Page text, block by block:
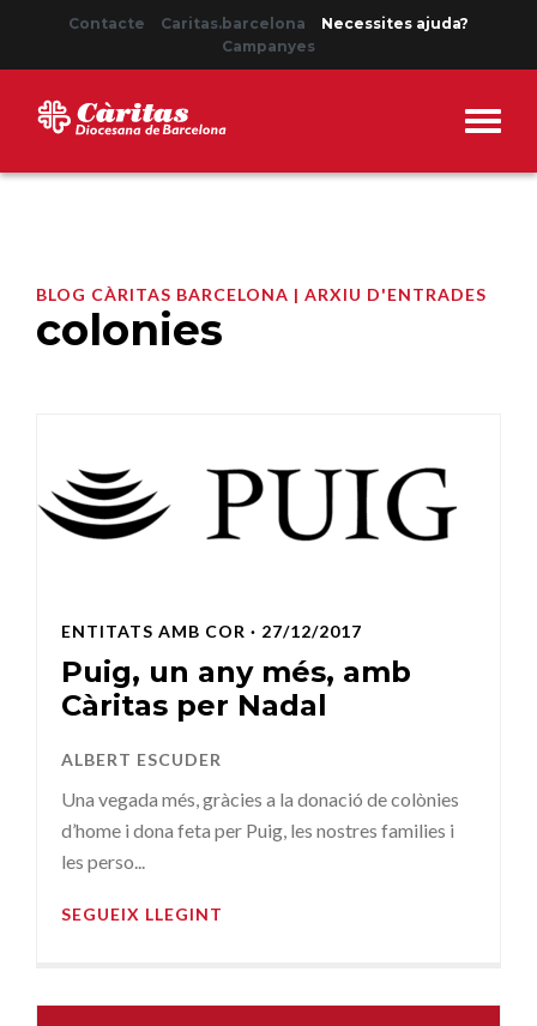
Contacte Caritas.barcelona
Necessites ajuda?
Campanyes
BLOG CÀRITAS BARCELONA | ARXIU D'ENTRADES
colonies
ENTITATS AMB COR · 27/12/2017
Puig, un any més, amb
Càritas per Nadal
ALBERT ESCUDER
Una vegada més, gràcies a la donació de colònies
d’home i dona feta per Puig, les nostres families i
les perso...
SEGUEIX LLEGINT